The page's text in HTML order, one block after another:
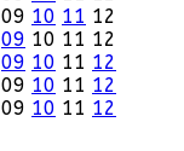
09 10 11 12
09 10 11 12
09 10 11 12
09 10 11 12
09 10 11 12